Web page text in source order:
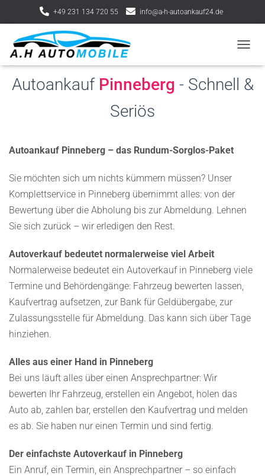
+49 231 134 720 55 info@a-h-autoankauf24.de
Lindnerstraße 13, 44339 Dortmund
Autoankauf Pinneberg - Schnell &
Seriös
Autoankauf Pinneberg – das Rundum-Sorglos-Paket
Sie möchten sich um nichts kümmern müssen? Unser
Komplettservice in Pinneberg übernimmt alles: von der
Bewertung über die Abholung bis zur Abmeldung. Lehnen
Sie sich zurück – wir erledigen den Rest.
Autoverkauf bedeutet normalerweise viel Arbeit
Normalerweise bedeutet ein Autoverkauf in Pinneberg viele
Termine und Behördengänge: Fahrzeug bewerten lassen,
Kaufvertrag aufsetzen, zur Bank für Geldübergabe, zur
Zulassungsstelle für Abmeldung. Das kann sich über Tage
hinziehen.
Alles aus einer Hand in Pinneberg
Bei uns läuft alles über einen Ansprechpartner: Wir
bewerten Ihr Fahrzeug, erstellen ein Angebot, holen das
Auto ab, zahlen bar, erstellen den Kaufvertrag und melden
es ab. Sie haben nur einen Termin und sind fertig.
Der einfachste Autoverkauf in Pinneberg
Ein Anruf, ein Termin, ein Ansprechpartner – so einfach